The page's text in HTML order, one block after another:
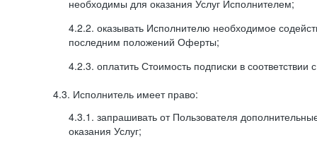
необходимы для оказания Услуг Исполнителем;
4.2.2. оказывать Исполнителю необходимое
последним положений Оферты;
4.2.3. оплатить Стоимость подписки в
4.3. Исполнитель имеет право:
4.3.1. запрашивать от Пользователя
оказания Услуг;